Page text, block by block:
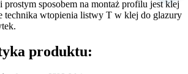
prostym sposobem na montaż profilu jest klej
technika wtopienia listwy T w klej do glazury
produktu: